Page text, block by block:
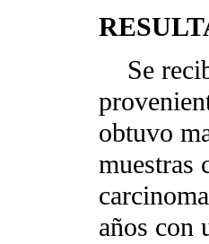
Se
obtuvo
muestras
años con